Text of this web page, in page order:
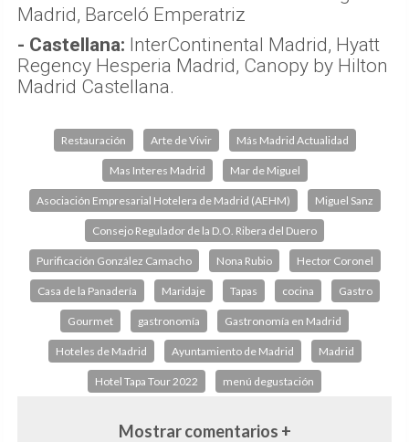
Madrid, Barceló Emperatriz
- Castellana: InterContinental Madrid, Hyatt
Regency Hesperia Madrid, Canopy by Hilton
Madrid Castellana.
Restauración Arte de Vivir Más Madrid Actualidad
Mas Interes Madrid Mar de Miguel
Asociación Empresarial Hotelera de Madrid (AEHM) Miguel Sanz
Consejo Regulador de la D.O. Ribera del Duero
Purificación González Camacho Nona Rubio Hector Coronel
Casa de la Panadería Maridaje Tapas cocina Gastro
Gourmet gastronomía Gastronomía en Madrid
Hoteles de Madrid Ayuntamiento de Madrid Madrid
Hotel Tapa Tour 2022 menú degustación
Mostrar comentarios +